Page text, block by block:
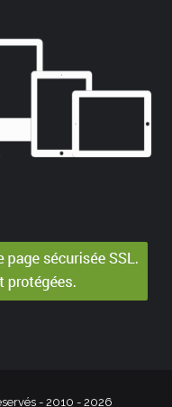
- 2010 - 2026